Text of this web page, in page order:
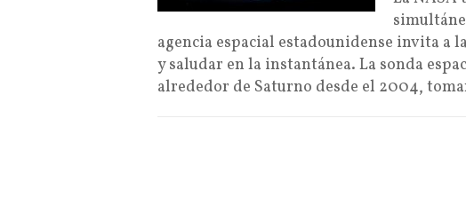
agencia espacial estadounidense invita a
y saludar en la instantánea. La sonda
alrededor de Saturno desde el 2004,